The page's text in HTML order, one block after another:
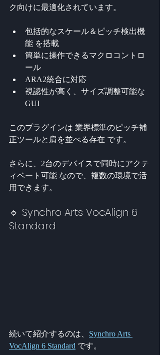
ク向けに最適化されています。
包括的なスケール＆ピッチ検出機
能 を搭載
簡単に操作できるマクロコントロ
ール
ARA2統合に対応
視認性が高く、サイズ調整可能な
GUI
このプラグインは 業界標準のピッチ補
正ツールと肩を並べる存在 です。
さらに、2台のデバイスで同時にアクテ
ィベート可能 なので、複数の環境で活
用できます。
🔹 Synchro Arts VocAlign 6
Standard
続いて紹介するのは、 Synchro Arts
VocAlign 6 Standard です。